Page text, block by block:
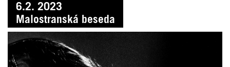
6.2. 2023
Malostranská beseda